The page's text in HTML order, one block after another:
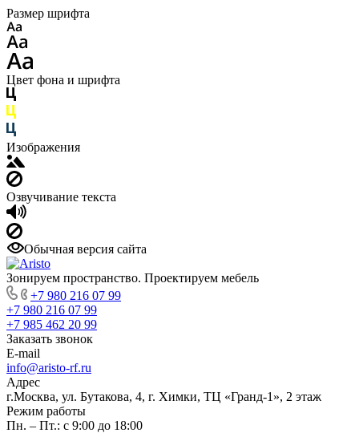
Размер шрифта
Цвет фона и шрифта
Изображения
Озвучивание текста
Обычная версия сайта
Зонируем пространство. Проектируем мебель
+7 980 216 07 99
+7 980 216 07 99
+7 985 462 20 99
Заказать звонок
E-mail
info@aristo-rf.ru
Адрес
г.Москва, ул. Бутакова, 4, г. Химки, ТЦ «Гранд-1», 2 этаж
Режим работы
Пн. – Пт.: с 9:00 до 18:00